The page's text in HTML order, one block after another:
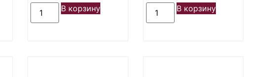
В корзину В корзину